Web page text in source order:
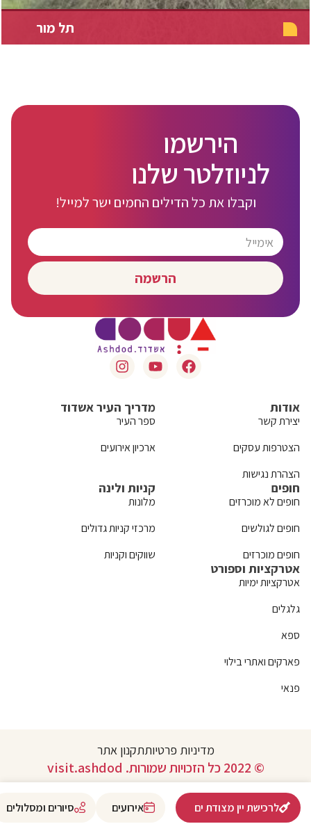
תל מור
הירשמו
לניוזלטר שלנו
וקבלו את כל הדילים החמים ישר למייל!
הרשמה
אודות
יצירת קשר
הצטרפות עסקים
הצהרת נגישות
מדריך העיר אשדוד
ספר העיר
ארכיון אירועים
חופים
חופים לא מוכרזים
חופים לגולשים
חופים מוכרזים
קניות ולינה
מלונות
מרכזי קניות גדולים
שווקים וקניות
אטרקציות וספורט
אטרקציות ימיות
גלגלים
ספא
פארקים ואתרי בילוי
פנאי
מדיניות פרטיותתקנון אתר
© 2022 כל הזכויות שמורות. visit.ashdod
לרכישת יין מצודת ים אירועים סיורים ומסלולים